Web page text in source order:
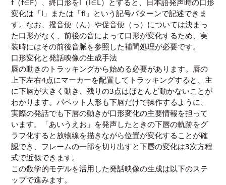
変化は「l」または「fl」という記号パターンで記述できま
す。なお、撥音便（ん）や促音便（っ）については決まっ
た口形がなく、前後の音によって口形が変化するため、実
装時にはその前後音脈を参照した補間処理が必要です。
口形変化と発話映像の生成手法
唇の動きのトラッキングから始める必要があります。唇の
上下左右4点にマーカーを配置してトラッキングすると、主
に下唇が大きく動き、残りの3点はほとんど動かないことが
わかります。パペット人形も下唇だけで操作するように、
実際の発話でも下唇の動きが口形変化の主要情報を担って
います。「あいうえお」を発声したときの下唇の軌跡をグ
ラフ化すると放物線を描きながら位置が変化することが確
認でき、フレームの一部を切り出すと下唇の変化は3次方程
式で近似できます。
この数学的モデルを活用した発話映像の生成は以下のステ
ップで進みます。